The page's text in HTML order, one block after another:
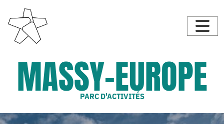
MASSY-EUROPE
PARC D'ACTIVITÉS